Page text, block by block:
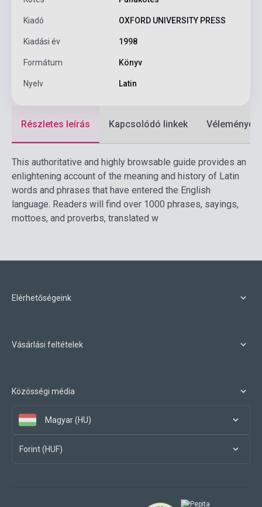
Kiadó OXFORD UNIVERSITY PRESS
Kiadási év 1998
Formátum Könyv
Nyelv Latin
Részletes leírás Kapcsolódó linkek Vélemények
This authoritative and highly browsable guide provides an
enlightening account of the meaning and history of Latin
words and phrases that have entered the English
language. Readers will find over 1000 phrases, sayings,
mottoes, and proverbs, translated w
Elérhetőségeink
Vásárlási feltételek
Közösségi média
Magyar (HU)
Forint (HUF)